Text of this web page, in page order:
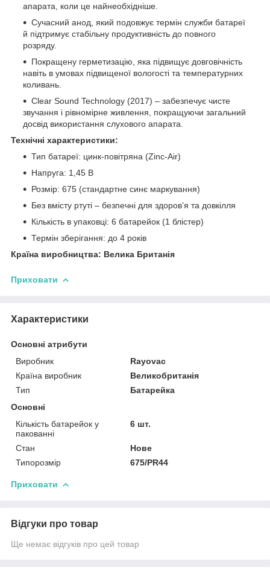
апарата, коли це найнеобхідніше.
Сучасний анод, який подовжує термін служби батареї
й підтримує стабільну продуктивність до повного
розряду.
Покращену герметизацію, яка підвищує довговічність
навіть в умовах підвищеної вологості та температурних
коливань.
Clear Sound Technology (2017) – забезпечує чисте
звучання і рівномірне живлення, покращуючи загальний
досвід використання слухового апарата.
Технічні характеристики:
Тип батареї: цинк-повітряна (Zinc-Air)
Напруга: 1,45 В
Розмір: 675 (стандартне синє маркування)
Без вмісту ртуті – безпечні для здоров’я та довкілля
Кількість в упаковці: 6 батарейок (1 блістер)
Термін зберігання: до 4 років
Країна виробництва: Велика Британія
Приховати
Характеристики
Основні атрибути
Виробник
Rayovac
Країна виробник
Великобританія
Тип
Батарейка
Основні
Кількість батарейок у
пакованні
6 шт.
Стан
Нове
Типорозмір
675/PR44
Приховати
Відгуки про товар
Ще немає відгуків про цей товар